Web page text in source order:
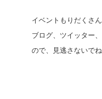
イベントもりだくさ
ブログ、ツイッター
ので、見逃さないでね